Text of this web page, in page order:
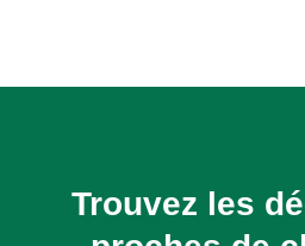
Trouvez les